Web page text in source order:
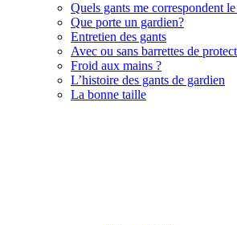
Quels gants me correspondent
Que porte un gardien?
Entretien des gants
Avec ou sans barrettes de
Froid aux mains ?
L’histoire des gants de gardien
La bonne taille